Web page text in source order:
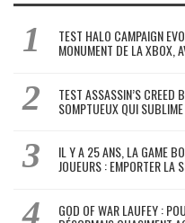
TEST HALO CAMPAIGN
MONUMENT DE LA XBOX,
TEST ASSASSIN’S CREED
SOMPTUEUX QUI
IL Y A 25 ANS, LA GAME
JOUEURS : EMPORTER LA
GOD OF WAR LAUFEY :